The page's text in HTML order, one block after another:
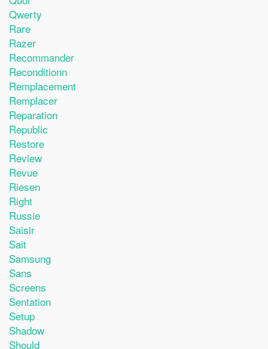
Qwerty
Rare
Razer
Recommander
Reconditionn
Remplacement
Remplacer
Reparation
Republic
Restore
Review
Revue
Riesen
Right
Russie
Saisir
Sait
Samsung
Sans
Screens
Sentation
Setup
Shadow
Should